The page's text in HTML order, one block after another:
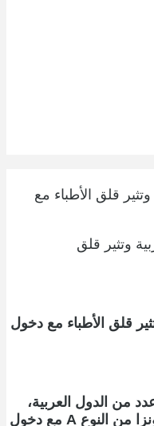
وتثير قلق
قلق الأطباء مع دخول
من الدول العربية،
ارتفاعا ملحوظا في إصابات بالإنفلونزا من النوع A مع دخول